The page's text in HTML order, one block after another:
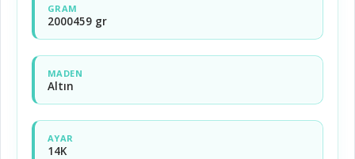
GRAM
2000459 gr
MADEN
Altın
AYAR
14K